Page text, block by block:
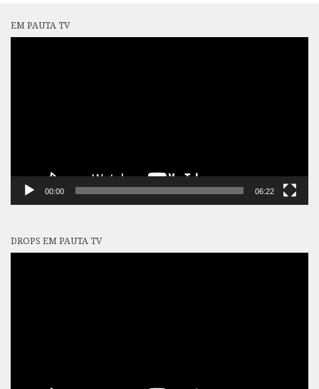
EM PAUTA TV
00:00 06:22
DROPS EM PAUTA TV